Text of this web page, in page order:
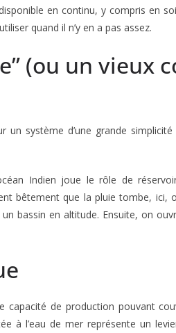
en continu, y compris en
quand il n’y en a pas assez.
(ou un vieux
système d’une grande
Indien joue le rôle de
bêtement que la pluie tombe, ici,
bassin en altitude. Ensuite, on
de production pouvant
à l’eau de mer représente un